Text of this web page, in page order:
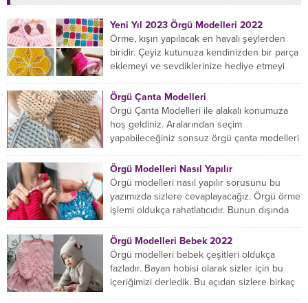
Yeni Yıl 2023 Örgü Modelleri 2022
Örme, kışın yapılacak en havalı şeylerden
biridir. Çeyiz kutunuza kendinizden bir parça
eklemeyi ve sevdiklerinize hediye etmeyi
Örgü Çanta Modelleri
Örgü Çanta Modelleri ile alakalı konumuza
hoş geldiniz. Aralarından seçim
yapabileceğiniz sonsuz örgü çanta modelleri
Örgü Modelleri Nasıl Yapılır
Örgü modelleri nasıl yapılır sorusunu bu
yazımızda sizlere cevaplayacağız. Örgü örme
işlemi oldukça rahatlatıcıdır. Bunun dışında
Örgü Modelleri Bebek 2022
Örgü modelleri bebek çeşitleri oldukça
fazladır. Bayan hobisi olarak sizler için bu
içeriğimizi derledik. Bu açıdan sizlere birkaç